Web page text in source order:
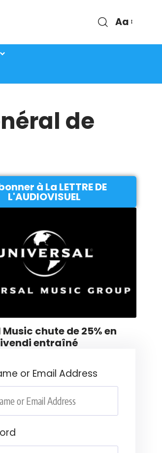
Aa
de
à La LETTRE DE
L'AUDIOVISUEL
chute de 25% en
entraîné
or Email Address